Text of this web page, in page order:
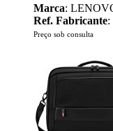
Marca:
Ref. Fabricante:
Preço sob consulta